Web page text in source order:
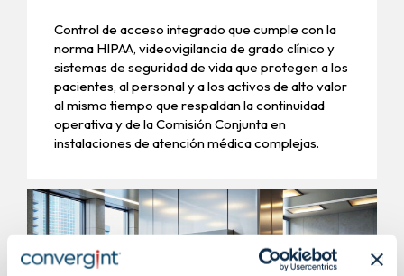
Control de acceso integrado que cumple con la
norma HIPAA, videovigilancia de grado clínico y
sistemas de seguridad de vida que protegen a los
pacientes, al personal y a los activos de alto valor
al mismo tiempo que respaldan la continuidad
operativa y de la Comisión Conjunta en
instalaciones de atención médica complejas.